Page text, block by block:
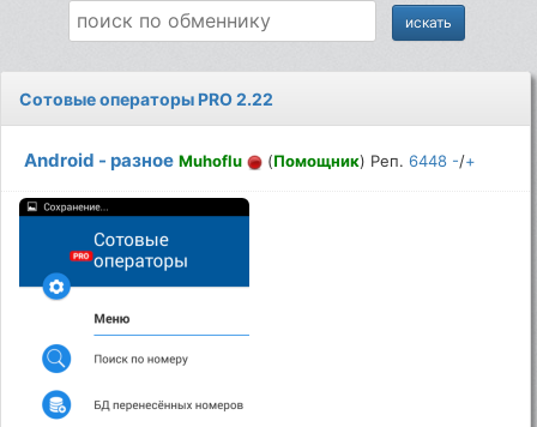
Сотовые операторы PRO 2.22
Android - разное Muhoflu (Помощник) Реп.6448 -/+